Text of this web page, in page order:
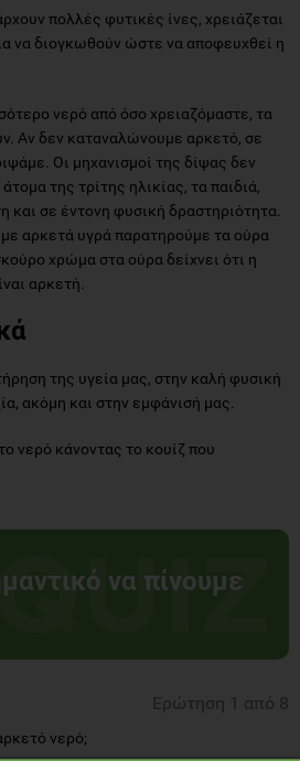
πολλές φυτικές ίνες, χρειάζεται
να διογκωθούν ώστε να αποφευχθεί η
νερό από όσο χρειαζόμαστε, τα
Αν δεν καταναλώνουμε αρκετό, σε
Οι μηχανισμοί της δίψας δεν
της τρίτης ηλικίας, τα παιδιά,
και σε έντονη φυσική δραστηριότητα.
αρκετά υγρά παρατηρούμε τα ούρα
χρώμα στα ούρα δείχνει ότι η
αρκετή.
της υγεία μας, στην καλή φυσική
ακόμη και στην εμφάνισή μας.
νερό κάνοντας το κουίζ που
να πίνουμε
Ερώτηση 1 από 8
νερό;